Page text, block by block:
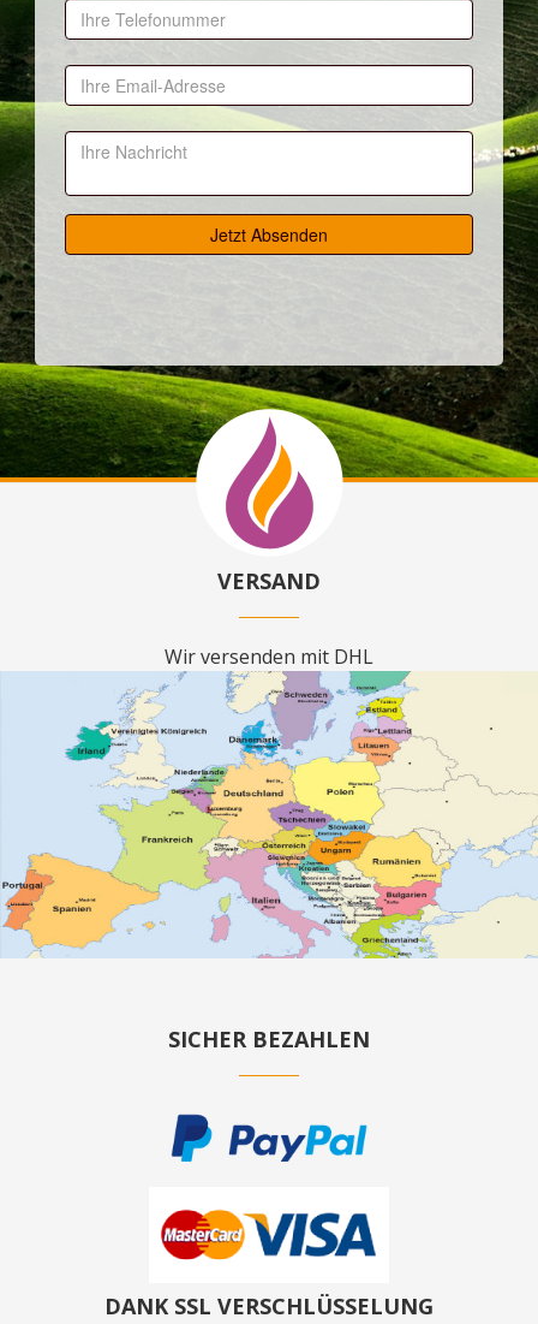
VERSAND
Wir versenden mit DHL
SICHER BEZAHLEN
DANK SSL VERSCHLÜSSELUNG